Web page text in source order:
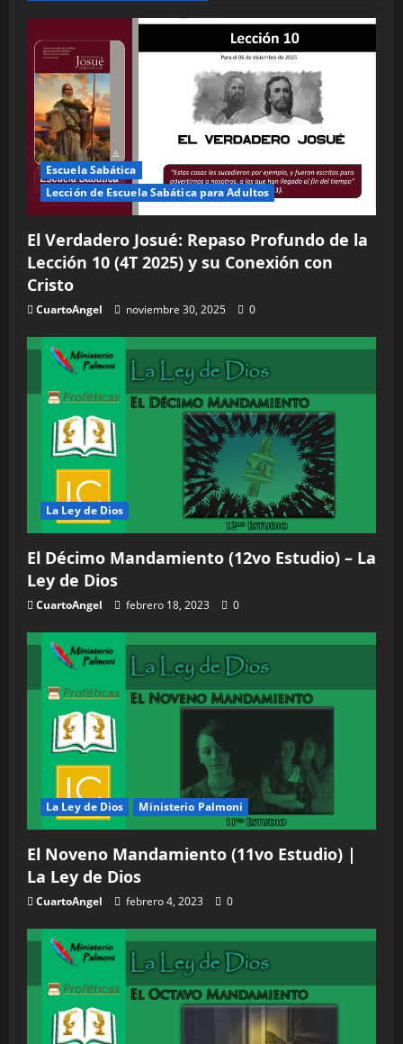
Escuela Sabática
Lección de Escuela Sabática para Adultos
El Verdadero Josué: Repaso Profundo de la
Lección 10 (4T 2025) y su Conexión con
Cristo
CuartoAngel noviembre 30, 2025 0
La Ley de Dios
El Décimo Mandamiento (12vo Estudio) – La
Ley de Dios
CuartoAngel febrero 18, 2023 0
La Ley de Dios Ministerio Palmoni
El Noveno Mandamiento (11vo Estudio) |
La Ley de Dios
CuartoAngel febrero 4, 2023 0